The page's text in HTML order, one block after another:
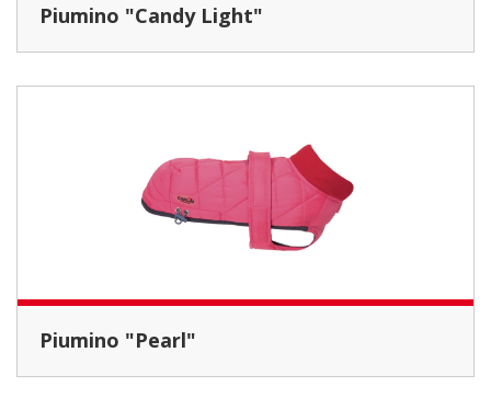
Piumino "Candy Light"
Piumino "Pearl"